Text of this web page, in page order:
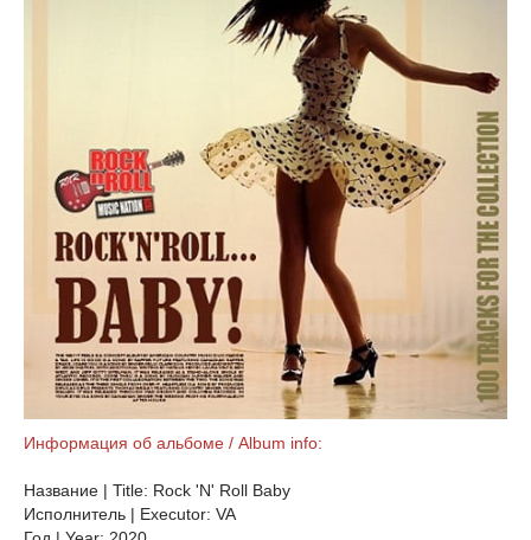
Информация об альбоме / Album info:
Название | Title: Rock 'N' Roll Baby
Исполнитель | Executor: VA